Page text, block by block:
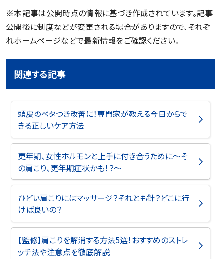
※本記事は公開時点の情報に基づき作成されています。記事
公開後に制度などが変更される場合がありますので、それぞ
れホームページなどで最新情報をご確認ください。
関連する記事
頭皮のベタつき改善に！専門家が教える今日からで
きる正しいケア方法
更年期、女性ホルモンと上手に付き合うために～そ
の肩こり、更年期症状かも！？～
ひどい肩こりにはマッサージ？それとも針？どこに行
けば良いの？
【監修】肩こりを解消する方法5選！おすすめのストレ
ッチ法や注意点を徹底解説